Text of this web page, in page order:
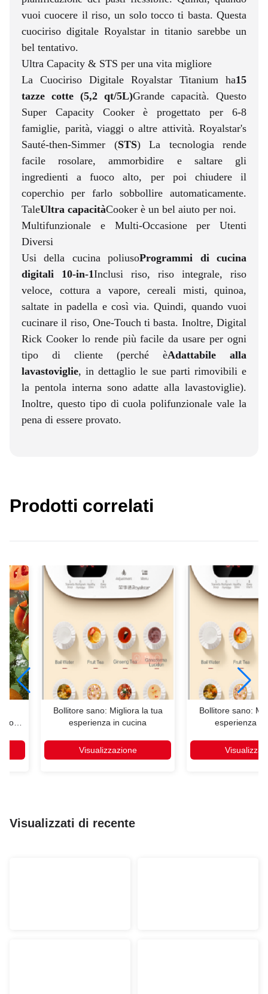
vuoi cuocere il riso, un solo tocco ti basta. Questa
cuociriso digitale Royalstar in titanio sarebbe un
bel tentativo.
Ultra Capacity & STS per una vita migliore
La Cuociriso Digitale Royalstar Titanium ha15
tazze cotte (5,2 qt/5L)Grande capacità. Questo
Super Capacity Cooker è progettato per 6-8
famiglie, parità, viaggi o altre attività. Royalstar's
Sauté-then-Simmer (STS) La tecnologia rende
facile rosolare, ammorbidire e saltare gli
ingredienti a fuoco alto, per poi chiudere il
coperchio per farlo sobbollire automaticamente.
TaleUltra capacitàCooker è un bel aiuto per noi.
Multifunzionale e Multi-Occasione per Utenti
Diversi
Usi della cucina poliusoProgrammi di cucina
digitali 10-in-1Inclusi riso, riso integrale, riso
veloce, cottura a vapore, cereali misti, quinoa,
saltate in padella e così via. Quindi, quando vuoi
cucinare il riso, One-Touch ti basta. Inoltre, Digital
Rick Cooker lo rende più facile da usare per ogni
tipo di cliente (perché èAdattabile alla
lavastoviglie, in dettaglio le sue parti rimovibili e
la pentola interna sono adatte alla lavastoviglie).
Inoltre, questo tipo di cuola polifunzionale vale la
pena di essere provato.
Prodotti correlati
Bollitore sano: Migliora la tua
esperienza in cucina
Visualizzazione
Bollitore sano:
esperienza in
Visualizzati di recente